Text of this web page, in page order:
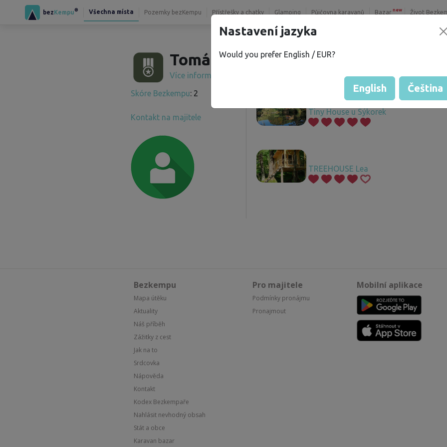
bezKempu® Všechna místa Pozemky bezKempu Přístřešky a chatky Glamping Půjčovna karavanů Bazar new Život
Tomáš S.
Více informací
Skóre Bezkempu: 2
Kontakt na majitele
Tiny House u Sýkorek
TREEHOUSE Lea
Bezkempu
Mapa útěku
Aktuality
Náš příběh
Zážitky z cest
Jak na to
Srdcovka
Nápověda
Kontakt
Kodex Bezkempaře
Nahlásit nevhodný obsah
Stát a obce
Karavan bazar
Pro majitele
Podmínky pronájmu
Pronajmout
Mobilní aplikace
Nastavení jazyka
Would you prefer English / EUR?
English Čeština